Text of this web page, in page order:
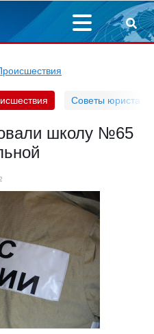
Советы юриста
школу №65